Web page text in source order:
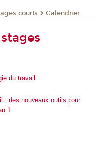
courts Calendrier
du travail
: des nouveaux outils pour
1